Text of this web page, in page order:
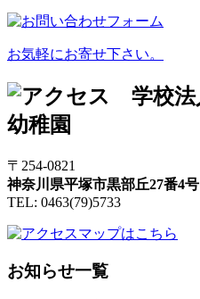
お気軽にお寄せ下さい。
〒254-0821
神奈川県平塚市黒部丘27番4号
TEL: 0463(79)5733
お知らせ一覧